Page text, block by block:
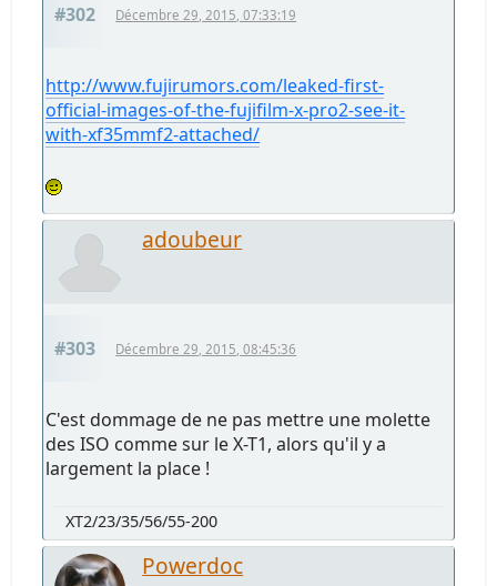
#302 Décembre 29, 2015, 07:33:19
http://www.fujirumors.com/leaked-first-
official-images-of-the-fujifilm-x-pro2-see-it-
with-xf35mmf2-attached/
adoubeur
#303 Décembre 29, 2015, 08:45:36
C'est dommage de ne pas mettre une molette
des ISO comme sur le X-T1, alors qu'il y a
largement la place !
XT2/23/35/56/55-200
Powerdoc